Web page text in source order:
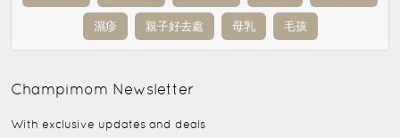
濕疹 親子好去處 母乳 毛孩
Champimom Newsletter
With exclusive updates and deals